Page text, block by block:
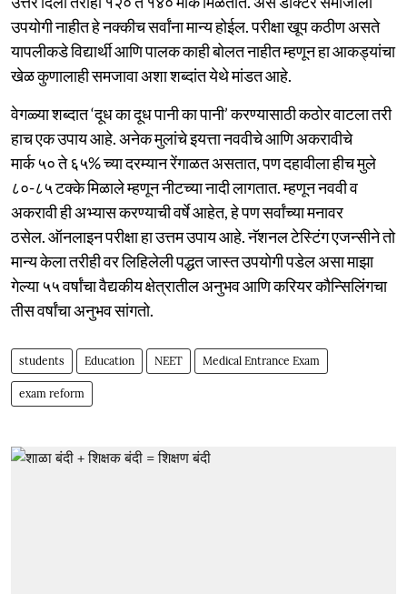
उपयोगी नाहीत हे नक्कीच सर्वांना मान्य होईल. परीक्षा खूप कठीण असते
यापलीकडे विद्यार्थी आणि पालक काही बोलत नाहीत म्हणून हा आकड्यांचा
खेळ कुणालाही समजावा अशा शब्दांत येथे मांडत आहे.
वेगळ्या शब्दात ‘दूध का दूध पानी का पानी’ करण्यासाठी कठोर वाटला तरी
हाच एक उपाय आहे. अनेक मुलांचे इयत्ता नववीचे आणि अकरावीचे
मार्क ५० ते ६५% च्या दरम्यान रेंगाळत असतात, पण दहावीला हीच मुले
८०-८५ टक्के मिळाले म्हणून नीटच्या नादी लागतात. म्हणून नववी व
अकरावी ही अभ्यास करण्याची वर्षे आहेत, हे पण सर्वांच्या मनावर
ठसेल. ऑनलाइन परीक्षा हा उत्तम उपाय आहे. नॅशनल टेस्टिंग एजन्सीने तो
मान्य केला तरीही वर लिहिलेली पद्धत जास्त उपयोगी पडेल असा माझा
गेल्या ५५ वर्षांचा वैद्यकीय क्षेत्रातील अनुभव आणि करियर कौन्सिलिंगचा
तीस वर्षांचा अनुभव सांगतो.
students Education NEET Medical Entrance Exam
exam reform